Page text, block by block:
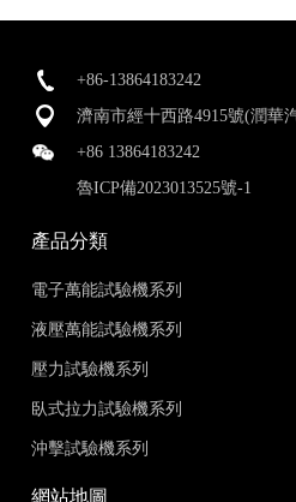
+86-13864183242
濟南市經十西路4915號(潤華
+86 13864183242
魯ICP備2023013525號-1
產品分類
電子萬能試驗機系列
液壓萬能試驗機系列
壓力試驗機系列
臥式拉力試驗機系列
沖擊試驗機系列
網站地圖